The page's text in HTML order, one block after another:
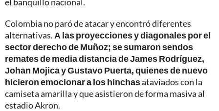
Colombia no paró de atacar y encontró diferentes
alternativas. A las proyecciones y diagonales por el
sector derecho de Muñoz; se sumaron sendos
remates de media distancia de James Rodríguez,
Johan Mojica y Gustavo Puerta, quienes de nuevo
hicieron emocionar a los hinchasataviados con la
camiseta amarilla y que asistieron de forma masiva al
estadio Akron.